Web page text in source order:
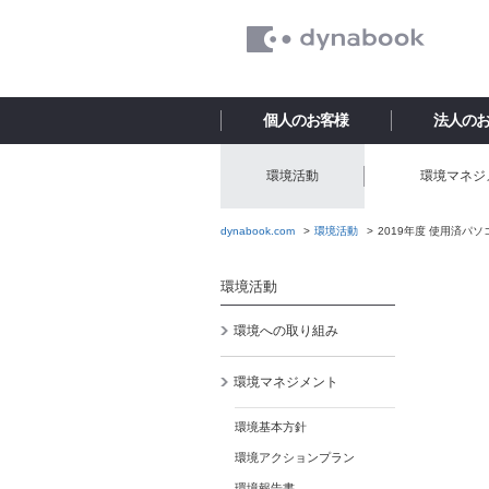
個人のお客様 法人の
環境活動 環境マネジ
dynabook.com 環境活動 2019年度 使用済パソ
環境活動
環境への取り組み
環境マネジメント
環境基本方針
環境アクションプラン